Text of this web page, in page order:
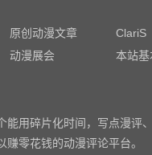
原创动漫文章
ClariS
动漫展会 本站基
能用碎片化时间，写点漫评
赚零花钱的动漫评论平台。